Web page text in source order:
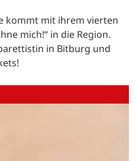
kommt mit ihrem vierten
mich!“ in die Region.
in Bitburg und